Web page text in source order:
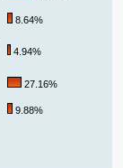
8.64%
4.94%
27.16%
9.88%